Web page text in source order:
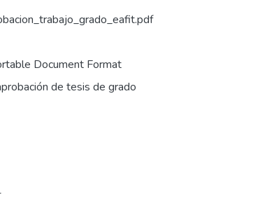
Document Format
de tesis de grado